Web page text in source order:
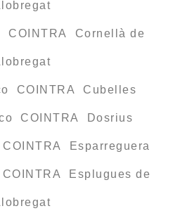
COINTRA Cornellà de
COINTRA Cubelles
COINTRA Dosrius
Esparreguera
Esplugues de